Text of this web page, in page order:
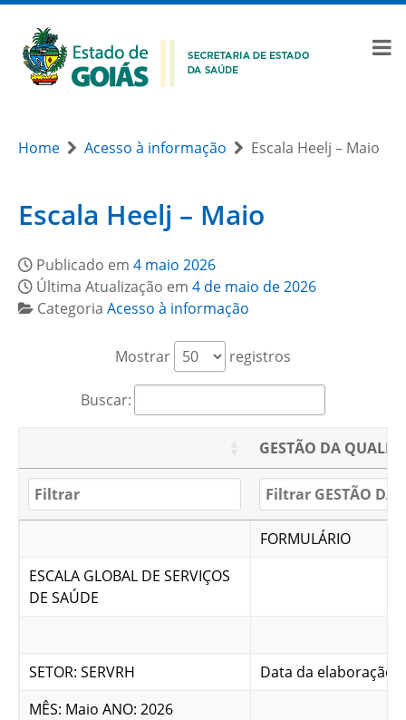
Home Acesso à informação Escala Heelj – Maio
Escala Heelj – Maio
Publicado em 4 maio 2026
Última Atualização em 4 de maio de 2026
Categoria Acesso à informação
Mostrar registros
Buscar:
GESTÃO DA
FORMULÁRIO
ESCALA GLOBAL DE SERVIÇOS
DE SAÚDE
SETOR: SERVRH
Data da elaboração:
MÊS: Maio ANO: 2026